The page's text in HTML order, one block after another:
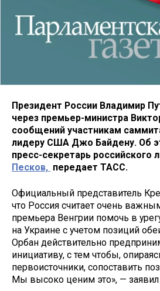
Президент России Владимир
через премьер-министра
сообщений участникам
лидеру США Джо Байдену. Об
пресс-секретарь российского
Песков, передает ТАСС.
Официальный представитель
что Россия считает очень
премьера Венгрии помочь в
на Украине с учетом позиций
Орбан действительно
инициативу, с тем чтобы,
первоисточники, сопоставить
Мы высоко ценим это», —